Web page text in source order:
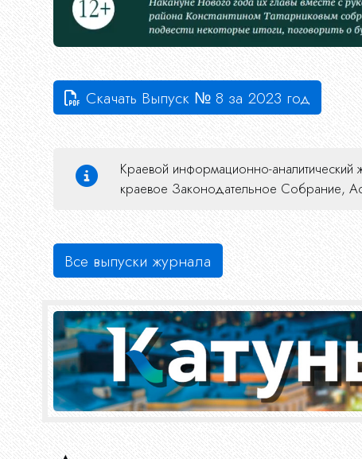
Эфир
ЖурналСкачать Выпуск № 8 за 2023 год
Краевой информационно-аналитический
краевое Законодательное Собрание,
Все выпуски журнала